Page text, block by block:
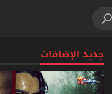
جديد الإضافات